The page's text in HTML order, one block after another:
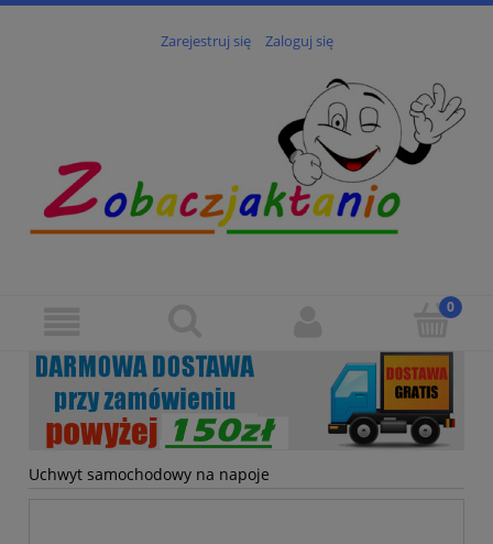
Zarejestruj się Zaloguj się
Uchwyt samochodowy na napoje